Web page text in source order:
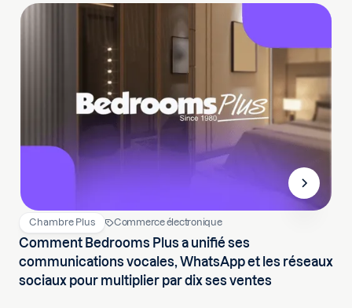
Chambre Plus Commerce électronique
Comment Bedrooms Plus a unifié ses
communications vocales, WhatsApp et les réseaux
sociaux pour multiplier par dix ses ventes